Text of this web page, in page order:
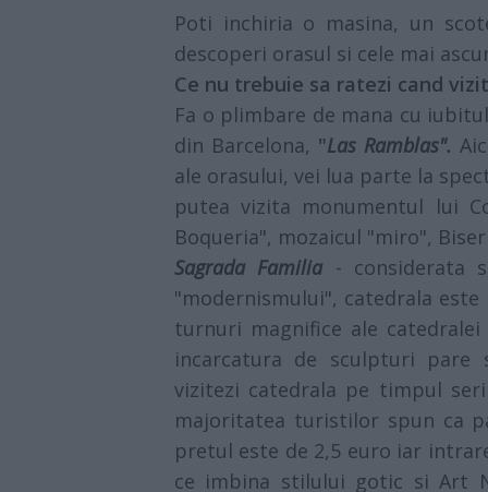
Poti inchiria o masina, un
descoperi orasul si cele mai
Ce nu trebuie sa ratezi cand
Fa o plimbare de mana cu
din Barcelona, "Las Ramblas".
ale orasului, vei lua parte la
putea vizita monumentul lui
Boqueria", mozaicul "miro",
Sagrada Familia - considerata
"modernismului", catedrala este
turnuri magnifice ale
incarcatura de sculpturi pare
vizitezi catedrala pe timpul
majoritatea turistilor spun ca
pretul este de 2,5 euro iar
ce imbina stilului gotic si Art